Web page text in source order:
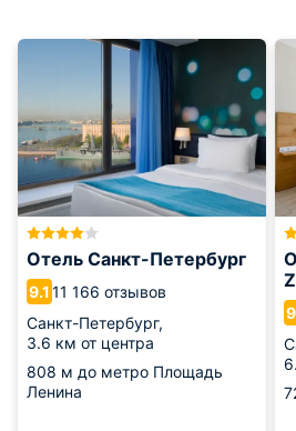
Отель Санкт-Петербург
9.111 166 отзывов
Санкт-Петербург,
3.6 км от центра
808 м до метро Площадь
Ленина